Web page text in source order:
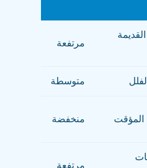
مرتفعة
متوسطة
المؤقت منخفضة
مرتفعة